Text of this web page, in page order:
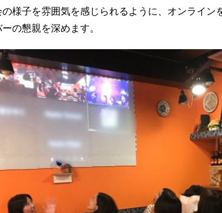
の様子を雰囲気を感じられるように、オンライン
ーの懇親を深めます。